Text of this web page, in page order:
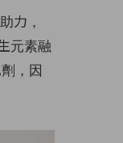
力，
元素融
，因